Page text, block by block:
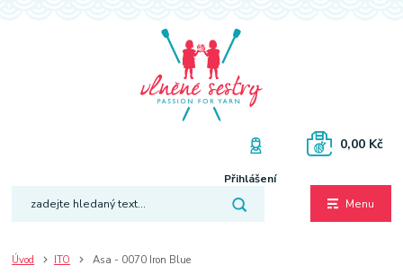
Menu
Přihlášení
0,00 Kč
Úvod ITO Asa - 0070 Iron Blue